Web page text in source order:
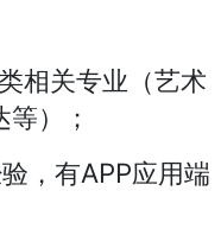
相关专业（艺术
）；
，有APP应用端